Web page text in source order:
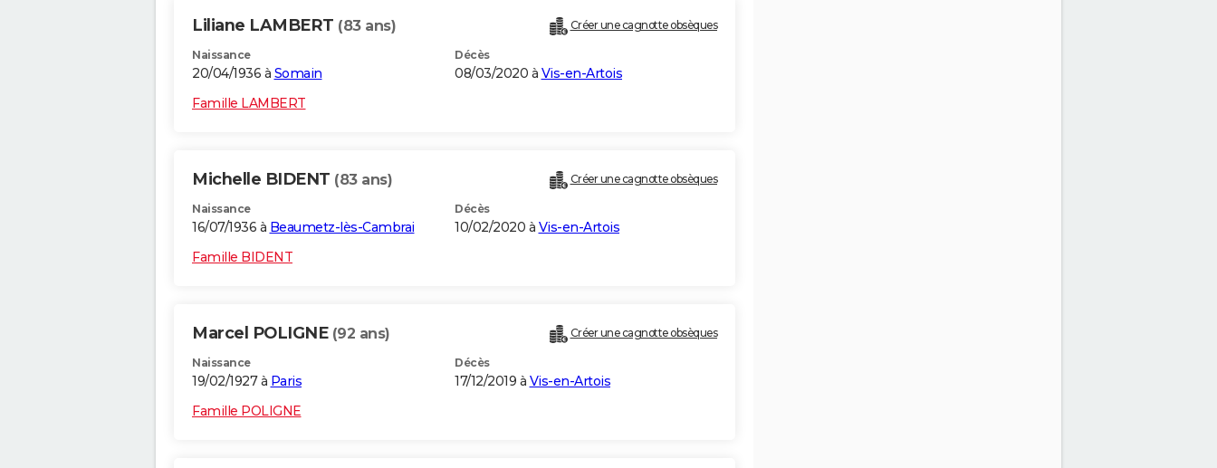
Liliane LAMBERT (83 ans) Créer une cagnotte obsèques
Naissance
20/04/1936 à Somain
Décès
08/03/2020 à Vis-en-Artois
Famille LAMBERT
Michelle BIDENT (83 ans) Créer une cagnotte obsèques
Naissance
16/07/1936 à Beaumetz-lès-Cambrai
Décès
10/02/2020 à Vis-en-Artois
Famille BIDENT
Marcel POLIGNE (92 ans) Créer une cagnotte obsèques
Naissance
19/02/1927 à Paris
Décès
17/12/2019 à Vis-en-Artois
Famille POLIGNE